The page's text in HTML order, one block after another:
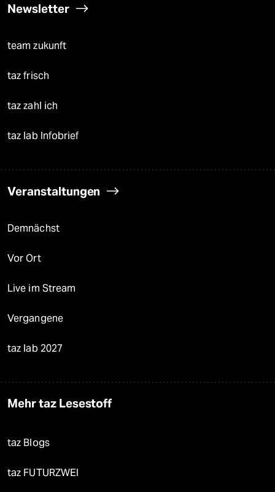
Newsletter
team zukunft
taz frisch
taz zahl ich
taz lab Infobrief
Veranstaltungen
Demnächst
Vor Ort
Live im Stream
Vergangene
taz lab 2027
Mehr taz Lesestoff
taz Blogs
taz FUTURZWEI